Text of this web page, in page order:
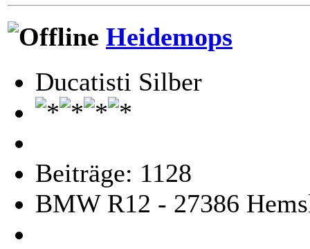
Heidemops
Ducatisti Silber
Beiträge: 1128
BMW R12 - 27386